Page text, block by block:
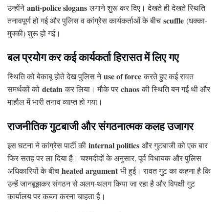
उन्होंनेanti-police slogansलगाने शुरू कर दिए। देखते ही देखते स्थिति
तनावपूर्ण हो गई और पुलिस व कांग्रेस कार्यकर्ताओं के बीच scuffle (धक्का-
मुक्की) शुरू हो गई।
बल प्रयोग कर कई कार्यकर्ता हिरासत में लिए गए
स्थिति को बेकाबू होते देख पुलिस नेuse of forceकरते हुए कई रावत
समर्थकों को detainकर लिया। मौके पर chaosकी स्थिति बन गई थी और
माहौल में भारी तनाव व्याप्त हो गया।
राजनीतिक गुटबाजी और संगठनात्मक कलह उजागर
इस घटना ने कांग्रेस पार्टी की internal politics और गुटबाजी को एक बार
फिर सतह पर ला दिया है। चश्मदीदों के अनुसार, पूर्व विधायक और पुलिस
अधिकारियों के बीच heated argument भी हुई। रावत गुट का कहना है कि
उन्हें जानबूझकर संगठन से अलग-थलग किया जा रहा है और विपक्षी गुट
कार्यालय पर कब्जा करना चाहता है।